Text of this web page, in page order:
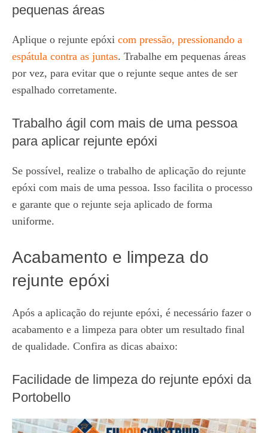
pequenas áreas
Aplique o rejunte epóxi com pressão, pressionando a
espátula contra as juntas. Trabalhe em pequenas áreas
por vez, para evitar que o rejunte seque antes de ser
espalhado corretamente.
Trabalho ágil com mais de uma pessoa
para aplicar rejunte epóxi
Se possível, realize o trabalho de aplicação do rejunte
epóxi com mais de uma pessoa. Isso facilita o processo
e garante que o rejunte seja aplicado de forma
uniforme.
Acabamento e limpeza do
rejunte epóxi
Após a aplicação do rejunte epóxi, é necessário fazer o
acabamento e a limpeza para obter um resultado final
de qualidade. Confira as dicas abaixo:
Facilidade de limpeza do rejunte epóxi da
Portobello